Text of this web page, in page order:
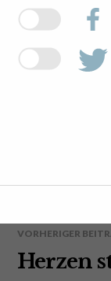
VORHERIGER
Herzen